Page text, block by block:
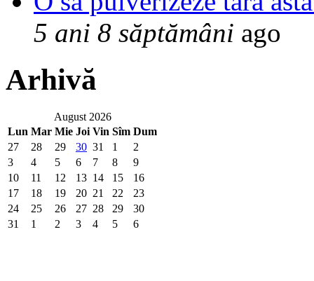
5 ani 8 săptămâni ago
Arhivă
August 2026
Lun Mar Mie Joi Vin Sîm Dum
27
28 29 30 31 1
2
3
4 5 6 7 8
9
10
11 12 13 14 15
16
17
18 19 20 21 22
23
24
25 26 27 28 29
30
31
1 2 3 4 5 6